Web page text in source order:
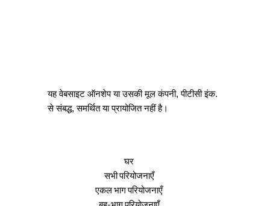
घर
सभी परियोजनाएँ
एकल भाग परियोजनाएँ
यह वेबसाइट ऑनशेप या उसकी मूल कंपनी, पीटीसी इंक.
से संबद्ध, समर्थित या प्रायोजित नहीं है।